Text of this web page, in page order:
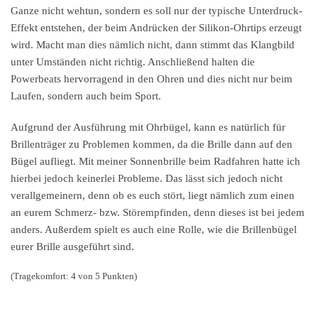
Ganze nicht wehtun, sondern es soll nur der typische Unterdruck-
Effekt entstehen, der beim Andrücken der Silikon-Ohrtips erzeugt
wird. Macht man dies nämlich nicht, dann stimmt das Klangbild
unter Umständen nicht richtig. Anschließend halten die
Powerbeats hervorragend in den Ohren und dies nicht nur beim
Laufen, sondern auch beim Sport.
Aufgrund der Ausführung mit Ohrbügel, kann es natürlich für
Brillenträger zu Problemen kommen, da die Brille dann auf den
Bügel aufliegt. Mit meiner Sonnenbrille beim Radfahren hatte ich
hierbei jedoch keinerlei Probleme. Das lässt sich jedoch nicht
verallgemeinern, denn ob es euch stört, liegt nämlich zum einen
an eurem Schmerz- bzw. Störempfinden, denn dieses ist bei jedem
anders. Außerdem spielt es auch eine Rolle, wie die Brillenbügel
eurer Brille ausgeführt sind.
(Tragekomfort: 4 von 5 Punkten)